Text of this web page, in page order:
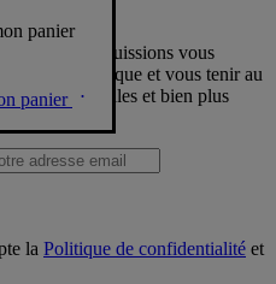
panier
panier
que nous puissions vous
Diptyque et vous tenir au
offres spéciales et bien plus
la Politique de confidentialité et